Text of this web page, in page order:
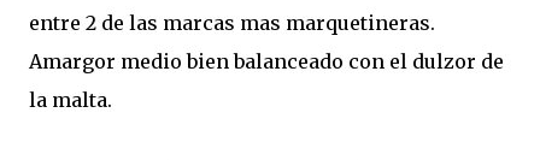
entre 2 de las marcas mas marquetineras.
Amargor medio bien balanceado con el dulzor de
la malta.